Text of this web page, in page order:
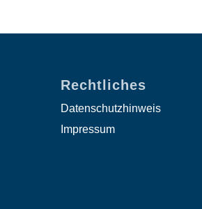
Rechtliches
Datenschutzhinweis
Impressum